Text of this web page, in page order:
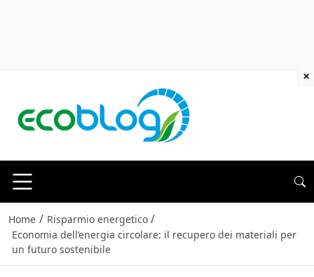
Home / Risparmio energetico /
Economia dell’energia circolare: il recupero dei materiali per
un futuro sostenibile
×